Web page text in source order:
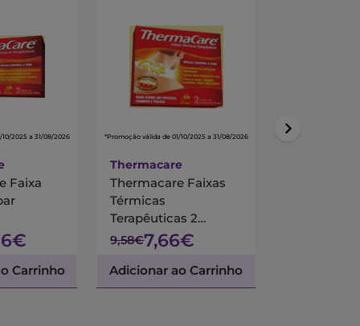
2025 a 31/08/2026
Faixa
Carrinho
*Promoção válida de 01/10/2025 a 31/08/2026
Thermacare
Thermacare Faixas
Térmicas
Terapêuticas 2
unidades
9,58€7,66€
Adicionar ao Carrinho
*Promoção válida de